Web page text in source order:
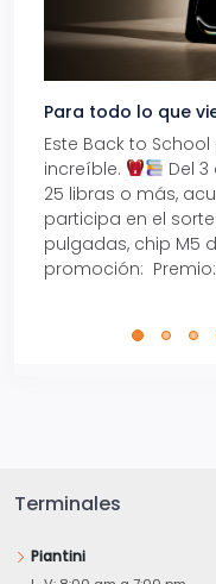
Para todo lo que
Este Back to
increíble.
Del
25 libras o más,
participa en el
pulgadas, chip M5
promoción: Premio:
Terminales
Piantini